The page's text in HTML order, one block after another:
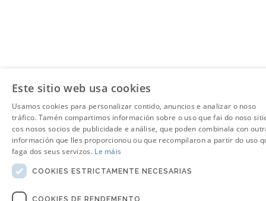
Este sitio web usa cookies
Usamos cookies para personalizar contido, anuncios e analizar o noso
tráfico. Tamén compartimos información sobre o uso que fai do noso
cos nosos socios de publicidade e análise, que poden combinala con
información que lles proporcionou ou que recompilaron a partir do uso
faga dos seus servizos. Le máis
COOKIES ESTRICTAMENTE NECESARIAS
COOKIES DE RENDEMENTO